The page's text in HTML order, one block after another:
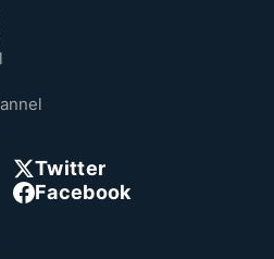
Twitter
Facebook